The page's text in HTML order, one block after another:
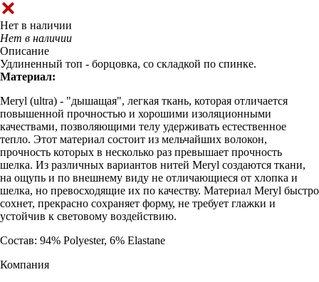
Нет в наличии
Нет в наличии
Описание
Удлиненный топ - борцовка, со складкой по спинке.
Материал:
Meryl (ultra) - "дышащая", легкая ткань, которая отличается
повышенной прочностью и хорошими изоляционными
качествами, позволяющими телу удерживать естественное
тепло. Этот материал состоит из мельчайших волокон,
прочность которых в несколько раз превышает прочность
шелка. Из различных вариантов нитей Meryl создаются ткани,
на ощупь и по внешнему виду не отличающиеся от хлопка и
шелка, но превосходящие их по качеству. Материал Meryl быстро
сохнет, прекрасно сохраняет форму, не требует глажки и
устойчив к световому воздействию.
Состав: 94% Polyester, 6% Elastane
Компания